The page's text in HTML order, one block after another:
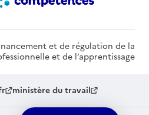
et de régulation de la
et de l’apprentissage
ministère du travail